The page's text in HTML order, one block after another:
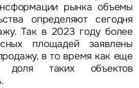
рынка объемы
определяют сегодня
Так в 2023 году более
площадей заявлены
в то время как еще
таких объектов